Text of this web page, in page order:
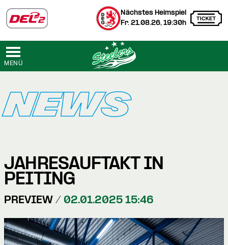
Nächstes Heimspiel
Fr. 21.08.26, 19:30h
MENÜ
NEWS
JAHRESAUFTAKT IN
PEITING
PREVIEW / 02.01.2025 15:46